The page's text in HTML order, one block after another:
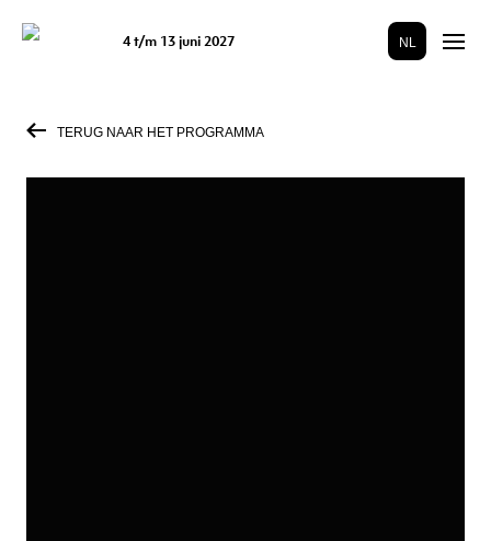
4 t/m 13 juni 2027 NL
TERUG NAAR HET PROGRAMMA